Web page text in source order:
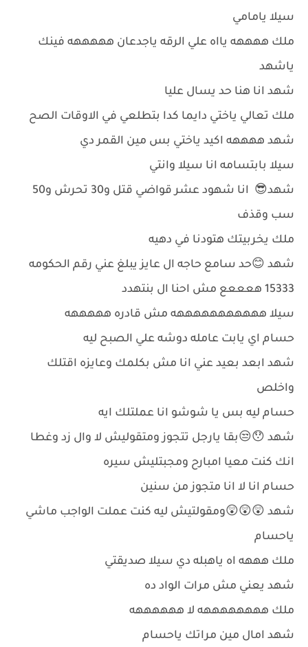
سيلا يامامي
ملك ههههه يااه علي الرقه ياجدعان هههههه فينك
ياشهد
شهد انا هنا حد يسال عليا
ملك تعالي ياختي دايما كدا بتطلعي في الاوقات الصح
شهد ههههه اكيد ياختي بس مين القمر دي
سيلا بابتسامه انا سيلا وانتي
شهد😎 انا شهود عشر قواضي قتل و30 تحرش و50
سب وقذف
ملك يخربيتك هتودنا في دهيه
شهد 😊حد سامع حاجه ال عايز يبلغ عني رقم الحكومه
15333 هعععع مش احنا ال بنتهدد
سيلا هههههههههههه مش قادره هههههه
حسام اي يابت عامله دوشه علي الصبح ليه
شهد ابعد بعيد عني انا مش بكلمك وعايزه اقتلك
واخلص
حسام ليه بس يا شوشو انا عملتلك ايه
شهد 😯😒بقا يارجل تتجوز ومتقوليش لا وال زد وغطا
انك كنت معيا امبارح ومجبتليش سيره
حسام انا لا انا متجوز من سنين
شهد 😲😲😲ومقولتيش ليه كنت عملت الواجب ماشي
ياحسام
ملك هههه اه ياهبله دي سيلا صديقتي
شهد يعني مش مرات الواد ده
ملك ههههههههه لا ههههههه
شهد امال مين مراتك ياحسام